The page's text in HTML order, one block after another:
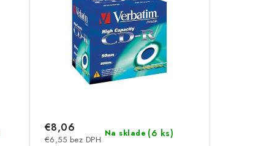
Na sklade (6 ks)
€6,55 bez DPH
€8,06